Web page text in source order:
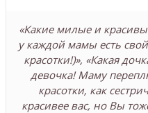
«Какие милые и
у каждой мамы есть
красотки!)», «Какая
девочка! Маму
красотки, как
красивее вас, но Вы